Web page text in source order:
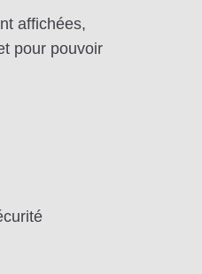
affichées,
pour pouvoir